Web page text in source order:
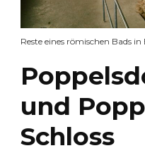
Reste eines römischen Bads
und
Schloss